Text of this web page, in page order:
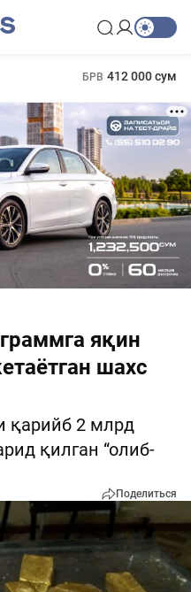
БРВ 412 000 сум
яқин
шахс
қарийб 2 млрд
қилган “олиб-
Поделиться